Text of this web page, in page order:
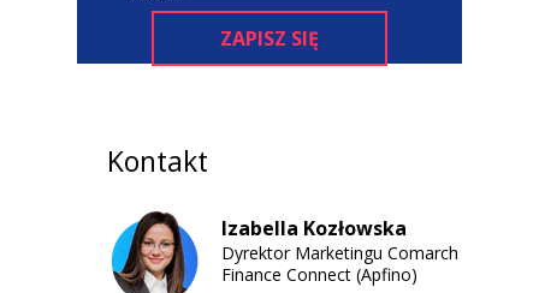
ZAPISZ SIĘ
Kontakt
Izabella Kozłowska
Dyrektor Marketingu Comarch
Finance Connect (Apfino)